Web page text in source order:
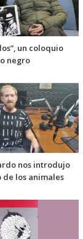
un coloquio
negro
nos introdujo
de los animales